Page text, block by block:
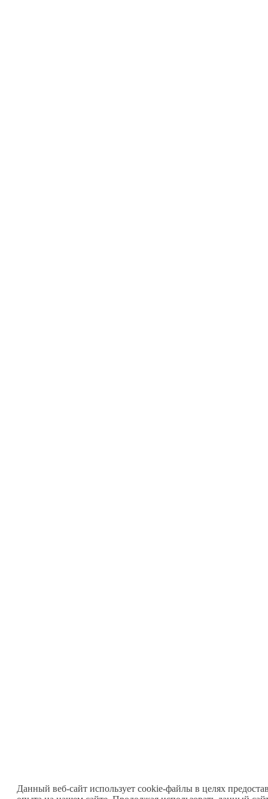
Данный веб-сайт использует cookie-файлы в целях